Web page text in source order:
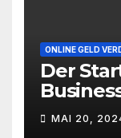
ONLINE GELD
Der
den
MAI 20,